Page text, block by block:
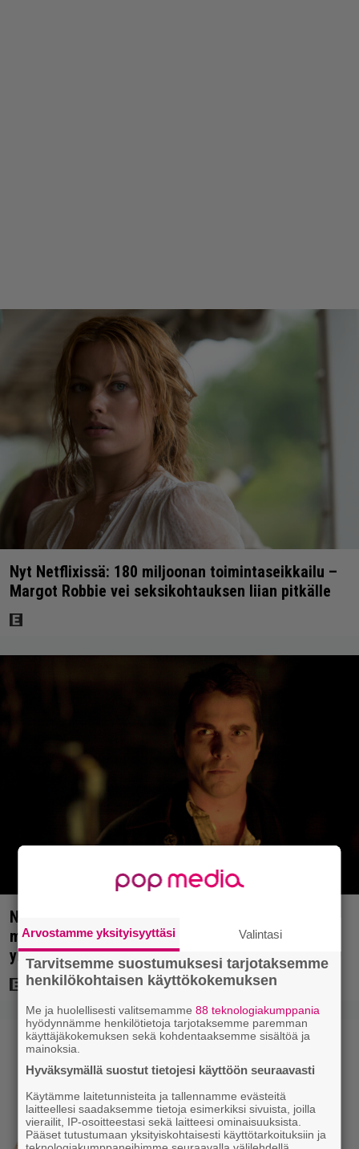
Nyt Netflixissä: 180 miljoonan toimintaseikkailu –
Margot Robbie vei seksikohtauksen liian pitkälle
Nyt Netflixissä: Christopher Nolanin viiden tähden
mysteerileffa – ”Huikean hienosti kirjoitettu
yllätyskäänteiden sarja”
Arvostamme yksityisyyttäsi Valintasi
Tarvitsemme suostumuksesi tarjotaksemme
henkilökohtaisen käyttökokemuksen
Me ja huolellisesti valitsemamme88 teknologiakumppania
hyödynnämme henkilötietoja tarjotaksemme paremman
käyttäjäkokemuksen sekä kohdentaaksemme sisältöä ja
mainoksia.
Hyväksymällä suostut tietojesi käyttöön seuraavasti
Käytämme laitetunnisteita ja tallennamme evästeitä
laitteellesi saadaksemme tietoja esimerkiksi sivuista, joilla
vierailit, IP-osoitteestasi sekä laitteesi ominaisuuksista.
Pääset tutustumaan yksityiskohtaisesti käyttötarkoituksiin ja